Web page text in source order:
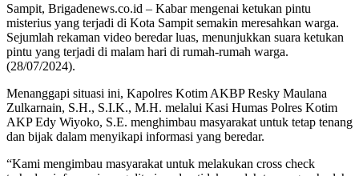
Sampit, Brigadenews.co.id – Kabar mengenai ketukan pintu
misterius yang terjadi di Kota Sampit semakin meresahkan warga.
Sejumlah rekaman video beredar luas, menunjukkan suara ketukan
pintu yang terjadi di malam hari di rumah-rumah warga.
(28/07/2024).
Menanggapi situasi ini, Kapolres Kotim AKBP Resky Maulana
Zulkarnain, S.H., S.I.K., M.H. melalui Kasi Humas Polres Kotim
AKP Edy Wiyoko, S.E. menghimbau masyarakat untuk tetap tenang
dan bijak dalam menyikapi informasi yang beredar.
“Kami mengimbau masyarakat untuk melakukan cross check